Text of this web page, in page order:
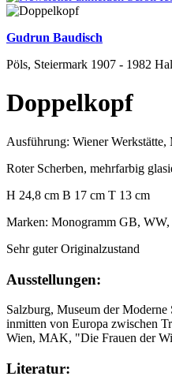
Gudrun Baudisch
Pöls, Steiermark 1907 - 1982
Doppelkopf
Ausführung: Wiener
Roter Scherben, mehrfarbig
H 24,8 cm B 17 cm T 13 cm
Marken: Monogramm GB,
Sehr guter Originalzustand
Ausstellungen:
Salzburg, Museum der
inmitten von Europa zwischen
Wien, MAK, "Die Frauen der
Literatur: